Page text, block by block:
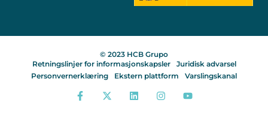
© 2023 HCB Grupo
Retningslinjer for informasjonskapsler
Juridisk advarsel
Personvernerklæring
Ekstern plattform Varslingskanal